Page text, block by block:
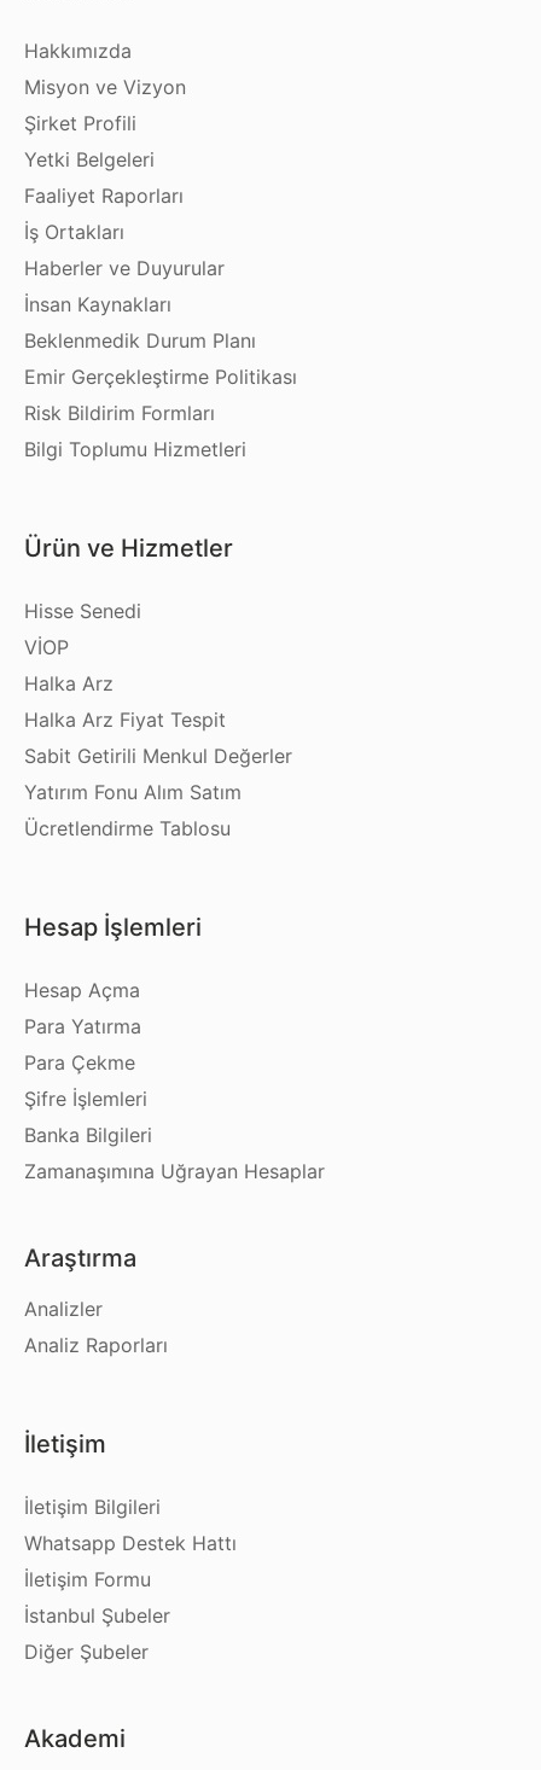
Hakkımızda
Misyon ve Vizyon
Şirket Profili
Yetki Belgeleri
Faaliyet Raporları
İş Ortakları
Haberler ve Duyurular
İnsan Kaynakları
Beklenmedik Durum Planı
Emir Gerçekleştirme Politikası
Risk Bildirim Formları
Bilgi Toplumu Hizmetleri
Ürün ve Hizmetler
Hisse Senedi
VİOP
Halka Arz
Halka Arz Fiyat Tespit
Sabit Getirili Menkul Değerler
Yatırım Fonu Alım Satım
Ücretlendirme Tablosu
Hesap İşlemleri
Hesap Açma
Para Yatırma
Para Çekme
Şifre İşlemleri
Banka Bilgileri
Zamanaşımına Uğrayan Hesaplar
Araştırma
Analizler
Analiz Raporları
İletişim
İletişim Bilgileri
Whatsapp Destek Hattı
İletişim Formu
İstanbul Şubeler
Diğer Şubeler
Akademi